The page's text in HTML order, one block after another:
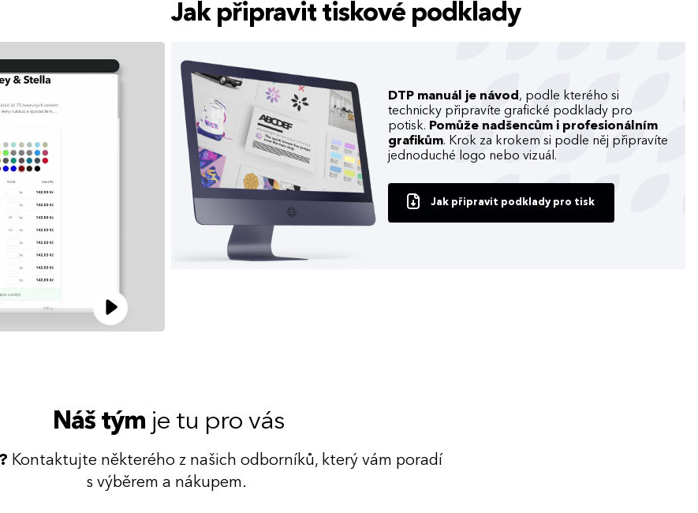
Jak připravit tiskové podklady
DTP manuál je návod , podle kterého si
technicky připravíte grafické podklady pro
potisk. Pomůže nadšencům i profesionálním
grafikům. Krok za krokem si podle něj připravíte
jednoduché logo nebo vizuál.
Jak připravit podklady pro tisk
Náš tým je tu pro vás
Kontaktujte některého z našich odborníků, který vám poradí
s výběrem a nákupem.